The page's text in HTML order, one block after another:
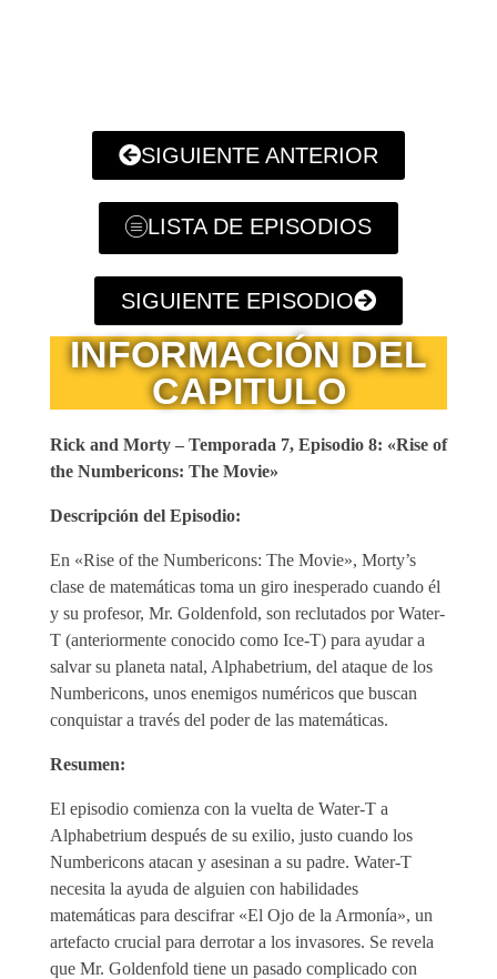
SIGUIENTE ANTERIOR
LISTA DE EPISODIOS
SIGUIENTE EPISODIO
INFORMACIÓN DEL
CAPITULO
Rick and Morty – Temporada 7, Episodio 8: «Rise of
the Numbericons: The Movie»
Descripción del Episodio:
En «Rise of the Numbericons: The Movie», Morty’s
clase de matemáticas toma un giro inesperado cuando él
y su profesor, Mr. Goldenfold, son reclutados por Water-
T (anteriormente conocido como Ice-T) para ayudar a
salvar su planeta natal, Alphabetrium, del ataque de los
Numbericons, unos enemigos numéricos que buscan
conquistar a través del poder de las matemáticas.
Resumen:
El episodio comienza con la vuelta de Water-T a
Alphabetrium después de su exilio, justo cuando los
Numbericons atacan y asesinan a su padre. Water-T
necesita la ayuda de alguien con habilidades
matemáticas para descifrar «El Ojo de la Armonía», un
artefacto crucial para derrotar a los invasores. Se revela
que Mr. Goldenfold tiene un pasado complicado con